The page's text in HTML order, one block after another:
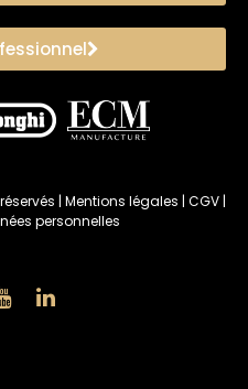
| Mentions légales | CGV |
personnelles